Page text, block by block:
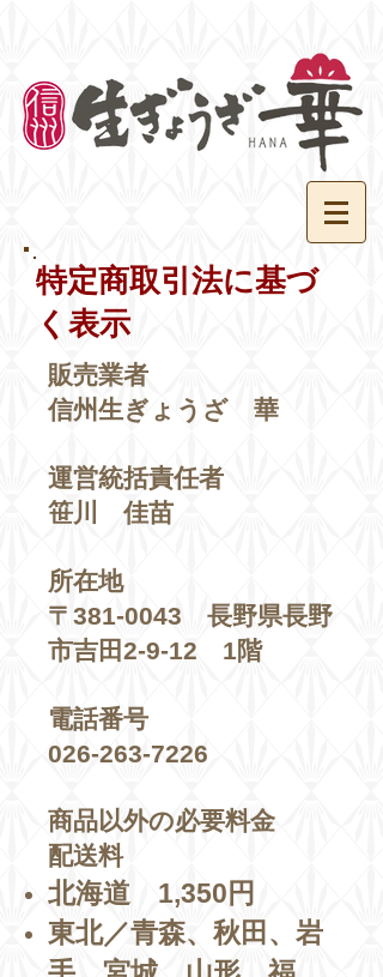
​特定商取引法に基づ
く表示
販売業者
信州生ぎょうざ 華
運営統括責任者
笹川 佳苗
所在地
〒381-0043 長野県長野
市吉田2-9-12 1階
電話番号
026-263-7226
商品以外の必要料金
配送料
北海道 1,350円
東北／青森、秋田、岩